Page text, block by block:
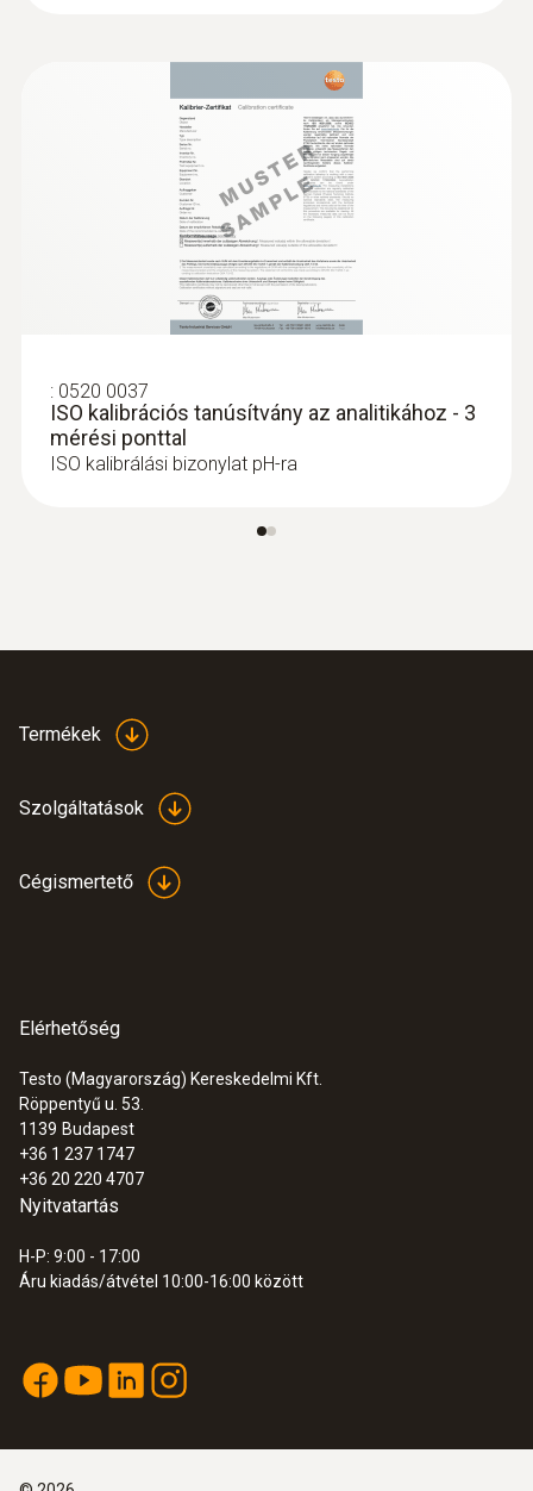
: 0520 0037
ISO kalibrációs tanúsítvány az analitikához - 3
mérési ponttal
ISO kalibrálási bizonylat pH-ra
Termékek
Szolgáltatások
Cégismertető
Elérhetőség
Testo (Magyarország) Kereskedelmi Kft.
Röppentyű u. 53.
1139 Budapest
+36 1 237 1747
+36 20 220 4707
Nyitvatartás
H-P: 9:00 - 17:00
Áru kiadás/átvétel 10:00-16:00 között